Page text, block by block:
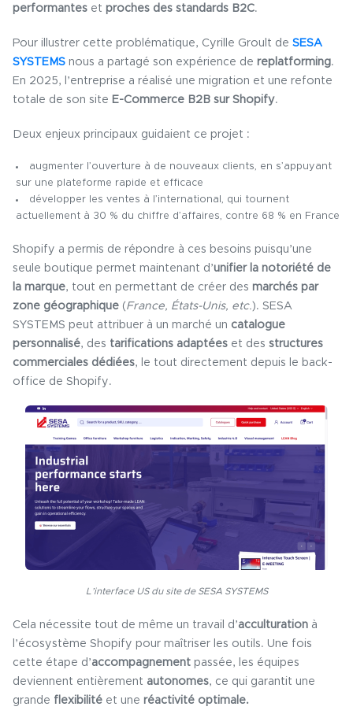
performantes et proches des standards B2C.
Pour illustrer cette problématique, Cyrille Groult de SESA
SYSTEMS nous a partagé son expérience de replatforming.
En 2025, l’entreprise a réalisé une migration et une refonte
totale de son site E-Commerce B2B sur Shopify.
Deux enjeux principaux guidaient ce projet :
augmenter l’ouverture à de nouveaux clients, en s’appuyant
sur une plateforme rapide et efficace
développer
les ventes à l’international , qui tournent
actuellement à 30 % du chiffre d’affaires, contre 68 % en France
Shopify a permis de répondre à ces besoins puisqu’une
seule boutique permet maintenant d’unifier la notoriété de
la marque, tout en permettant de créer des marchés par
zone géographique (France, États-Unis, etc.). SESA
SYSTEMS peut attribuer à un marché un catalogue
personnalisé, des tarifications adaptées et des structures
commerciales dédiées, le tout directement depuis le back-
office de Shopify.
L’interface US du site de SESA SYSTEMS
Cela nécessite tout de même un travail d’acculturation à
l’écosystème Shopify pour maîtriser les outils. Une fois
cette étape d’accompagnement passée, les équipes
deviennent entièrement autonomes, ce qui garantit une
grande flexibilité et une réactivité optimale.